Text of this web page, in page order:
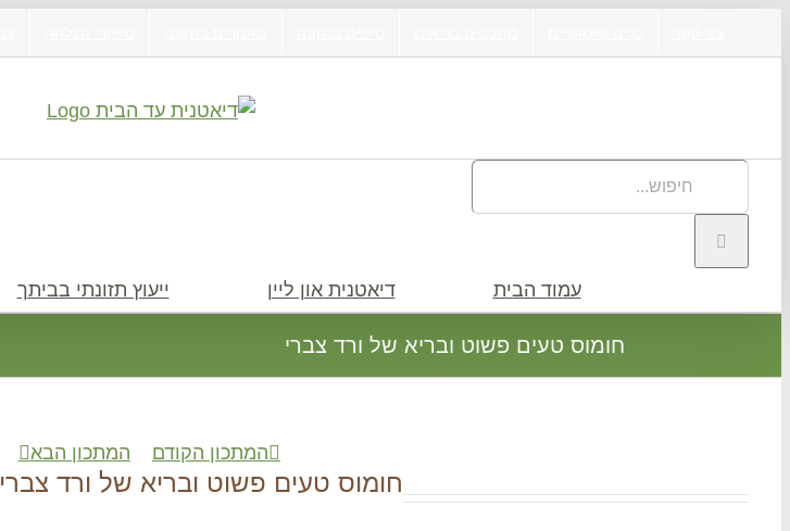
לתוכן
באתר:
עמוד הבית דיאטנית און ליין ייעוץ תזונתי בביתך
חומוס טעים פשוט ובריא של ורד צברי
המתכון הקודם המתכון הבא
חומוס טעים פשוט ובריא של ורד צברי